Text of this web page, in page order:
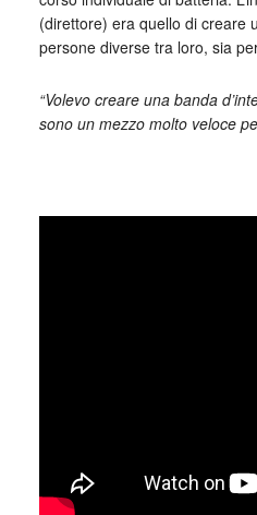
(direttore) era quello di creare
persone diverse tra loro, sia
“Volevo creare una banda
sono un mezzo molto veloce